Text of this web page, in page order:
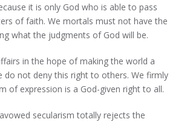
it is only God who is able to pass
of faith. We mortals must not have the
what the judgments of God will be.
in the hope of making the world a
do not deny this right to others. We firmly
of expression is a God-given right to all.
secularism totally rejects the